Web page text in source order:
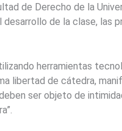
de Derecho de la
de la clase, las
herramientas
libertad de cátedra,
ser objeto de